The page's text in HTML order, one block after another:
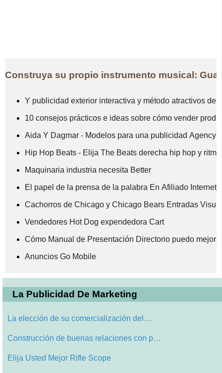
Construya su propio instrumento musical:
Y publicidad exterior interactiva y método atractivos de
10 consejos prácticos e ideas sobre cómo vender
Aida Y Dagmar - Modelos para una publicidad Agency
Hip Hop Beats - Elija The Beats derecha hip hop y
Maquinaria industria necesita Better
El papel de la prensa de la palabra En Afiliado Internet
Cachorros de Chicago y Chicago Bears Entradas
Vendedores Hot Dog expendedora Cart
Cómo Manual de Presentación Directorio puedo
Anuncios Go Mobile
La Publicidad De Marketing
La elección de su comercialización del…
Construcción de buenas relaciones con p…
Elija Usted Mejor Rifle Scope